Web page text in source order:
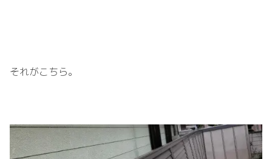
それがこちら。